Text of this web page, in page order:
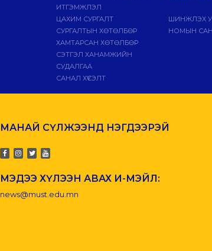
ИТГЭМЖЛЭЛ
ЦАХИМ СУРГАЛТ
СУРГАЛТЫН ХӨТӨЛБӨР
ХАМТАРСАН ХӨТӨЛБӨР
СЭТГЭЛ ХАНАМЖИЙН
СУДАЛГАА
САНАЛ ХҮСЭЛТ
ШИНЖЛЭХ
НОМЫН САН
МАНАЙ СҮЛЖЭЭНД НЭГДЭЭРЭЙ
МЭДЭЭ ХҮЛЭЭН АВАХ И-МЭЙЛ:
news@must.edu.mn